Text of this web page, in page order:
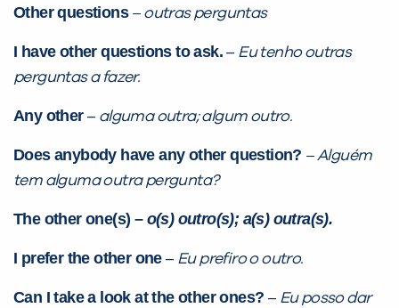
Other questions – outras perguntas
I have other questions to ask. – Eu tenho outras
perguntas a fazer.
Any other– alguma outra; algum outro.
Does anybody have any other question? – Alguém
tem alguma outra pergunta?
The other one(s) – o(s) outro(s); a(s) outra(s).
I prefer the other one– Eu prefiro o outro.
Can I take a look at the other ones? – Eu posso dar